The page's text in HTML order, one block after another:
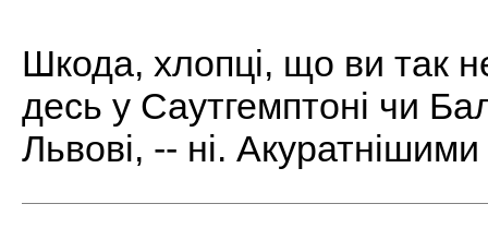
Шкода, хлопці, що ви так
десь у Саутгемптоні чи
Львові, -- ні.